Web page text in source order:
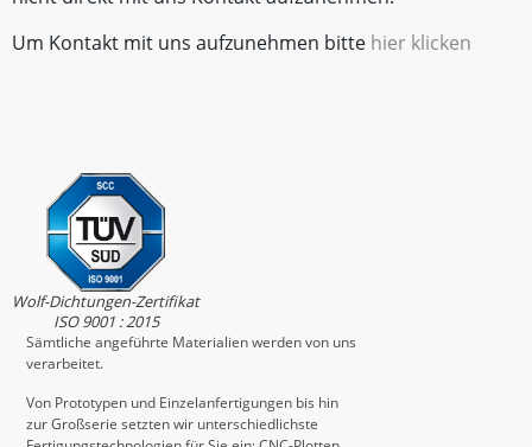
Um Kontakt mit uns aufzunehmen bitte hier klicken
Wolf-Dichtungen-Zertifikat
ISO 9001 : 2015
Sämtliche angeführte Materialien werden von uns
verarbeitet.
Von Prototypen und Einzelanfertigungen bis hin
zur Großserie setzten wir unterschiedlichste